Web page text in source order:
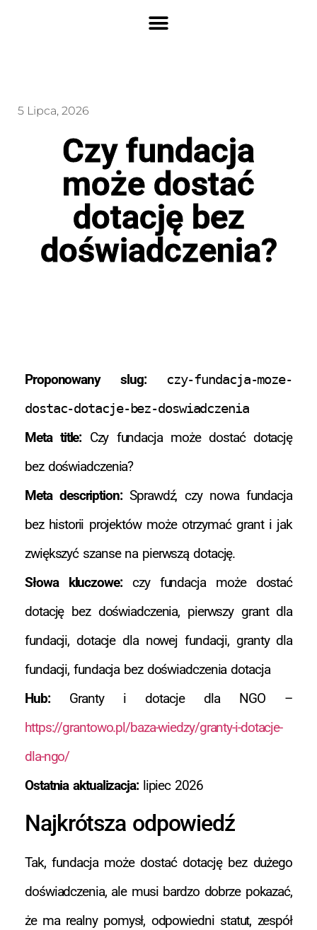
5 Lipca, 2026
Czy fundacja
może dostać
dotację bez
doświadczenia?
Proponowany slug:
czy-fundacja-moze-
dostac-dotacje-bez-doswiadczenia
Meta title:Czy fundacja może dostać dotację
bez doświadczenia?
Meta description:Sprawdź, czy nowa fundacja
bez historii projektów może otrzymać grant i jak
zwiększyć szanse na pierwszą dotację.
Słowa kluczowe:czy fundacja może dostać
dotację bez doświadczenia, pierwszy grant dla
fundacji, dotacje dla nowej fundacji, granty dla
fundacji, fundacja bez doświadczenia dotacja
Hub:Granty i dotacje dla NGO –
https://grantowo.pl/baza-wiedzy/granty-i-dotacje-
dla-ngo/
Ostatnia aktualizacja:lipiec 2026
Najkrótsza odpowiedź
Tak, fundacja może dostać dotację bez dużego
doświadczenia, ale musi bardzo dobrze pokazać,
że ma realny pomysł, odpowiedni statut, zespół